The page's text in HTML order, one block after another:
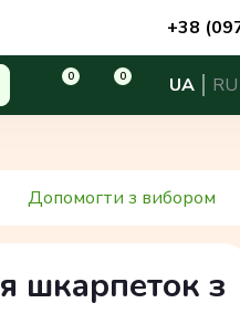
+38
0 0 UA RU
Допомогти з вибором
шкарпеток з